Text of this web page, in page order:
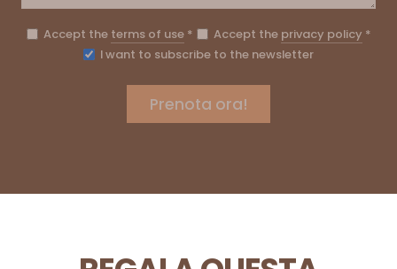
Accept the terms of use* Accept the privacy policy *
I want to subscribe to the newsletter